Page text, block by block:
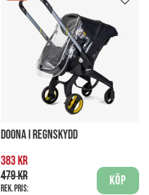
DOONA I REGNSKYDD
383 kr
479 kr
Rek. pris:
Köp